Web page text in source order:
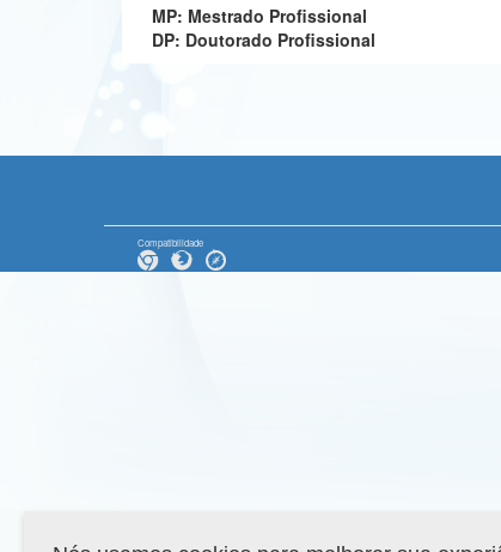
MP: Mestrado Profissional
DP: Doutorado Profissional
Compatibilidade